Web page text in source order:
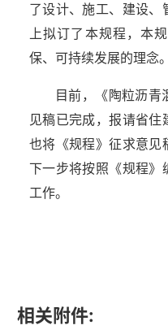
了设计、施工、建设、
上拟订了本规程，本
保、可持续发展的理念。
目前，《陶粒沥青
见稿已完成，报请省住
也将《规程》征求意见
下一步将按照《规程》
工作。
相关附件: